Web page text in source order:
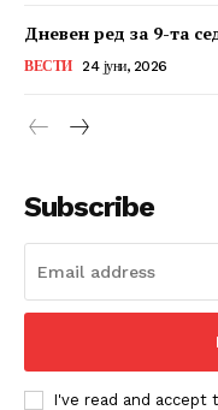
Дневен ред за 9-та
ВЕСТИ 24 јуни, 2026
Subscribe
I've read and accept